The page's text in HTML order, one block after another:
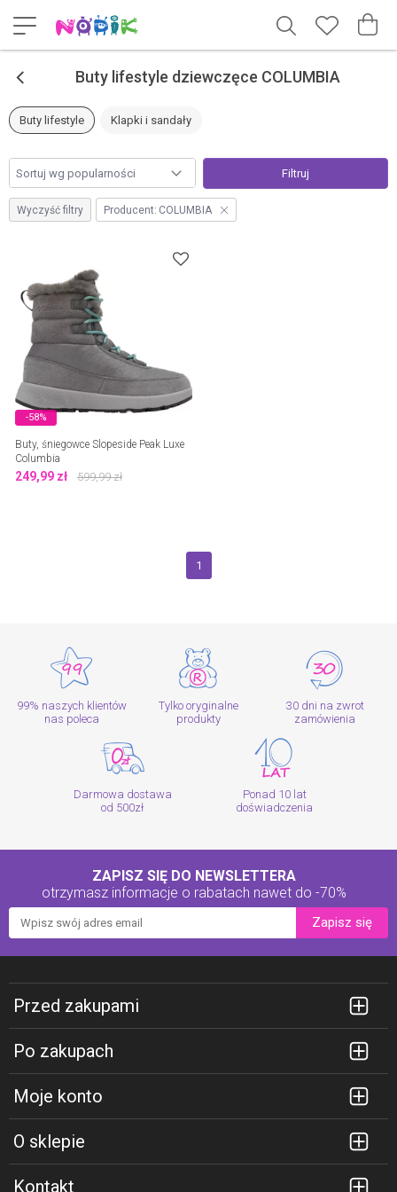
< Buty lifestyle dziewczęce COLUMBIA
Buty lifestyle Klapki i sandały
Filtruj
Wyczyść filtry Producent: COLUMBIA
-58%
Buty, śniegowce Slopeside Peak Luxe
Columbia
249,99 zł 599,99zł
1
99% naszych klientów
nas poleca
Tylko oryginalne
produkty
30 dni na zwrot
zamówienia
Darmowa dostawa
od 500zł
Ponad 10 lat
doświadczenia
ZAPISZ SIĘ DO NEWSLETTERA
otrzymasz informacje o rabatach nawet do -70%
Zapisz się
Przed zakupami
Po zakupach
Moje konto
O sklepie
Kontakt